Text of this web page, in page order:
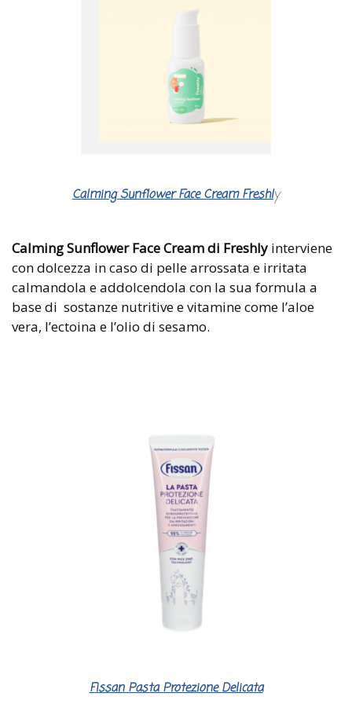
Calming Sunflower Face Cream Freshly
Calming Sunflower Face Cream di Freshly interviene
con dolcezza in caso di pelle arrossata e irritata
calmandola e addolcendola con la sua formula a
base di sostanze nutritive e vitamine come l’aloe
vera, l’ectoina e l’olio di sesamo.
Fissan Pasta Protezione Delicata